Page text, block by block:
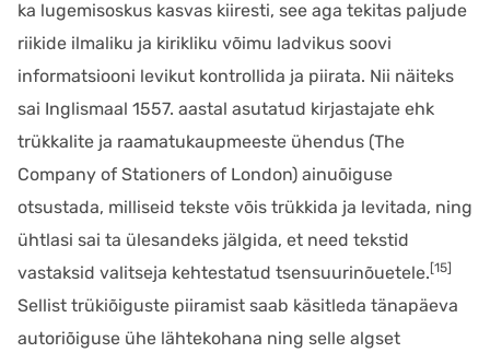
ka lugemisoskus kasvas kiiresti, see aga tekitas paljude
riikide ilmaliku ja kirikliku võimu ladvikus soovi
informatsiooni levikut kontrollida ja piirata. Nii näiteks
sai Inglismaal 1557. aastal asutatud kirjastajate ehk
trükkalite ja raamatukaupmeeste ühendus (The
Company of Stationers of London) ainuõiguse
otsustada, milliseid tekste võis trükkida ja levitada, ning
ühtlasi sai ta ülesandeks jälgida, et need tekstid
vastaksid valitseja kehtestatud tsensuurinõuetele. [15]
Sellist trükiõiguste piiramist saab käsitleda tänapäeva
autoriõiguse ühe lähtekohana ning selle algset